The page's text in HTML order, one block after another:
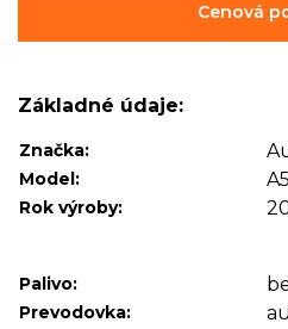
Cenová
Základné údaje:
Značka:
Model: A5
Rok výroby:
Palivo:
Prevodovka: